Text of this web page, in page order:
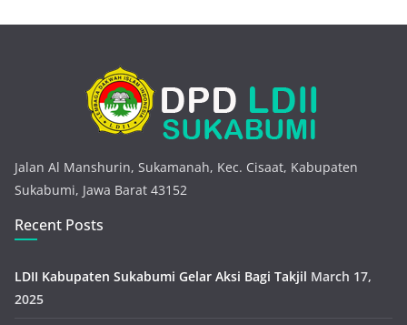
Jalan Al Manshurin, Sukamanah, Kec. Cisaat, Kabupaten
Sukabumi, Jawa Barat 43152
Recent Posts
LDII Kabupaten Sukabumi Gelar Aksi Bagi Takjil March 17,
2025